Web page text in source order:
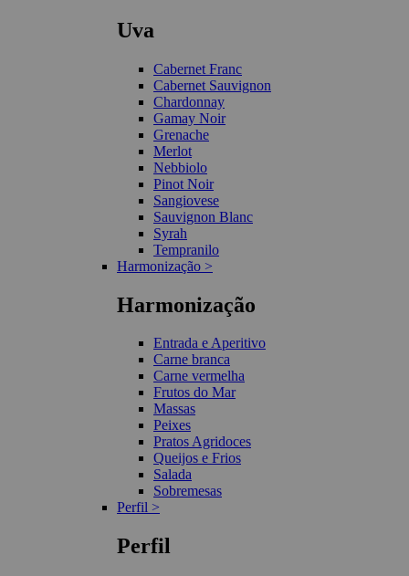
Uva
Cabernet Franc
Cabernet Sauvignon
Chardonnay
Gamay Noir
Grenache
Merlot
Nebbiolo
Pinot Noir
Sangiovese
Sauvignon Blanc
Syrah
Tempranilo
Harmonização >
Harmonização
Entrada e Aperitivo
Carne branca
Carne vermelha
Frutos do Mar
Massas
Peixes
Pratos Agridoces
Queijos e Frios
Salada
Sobremesas
Perfil >
Perfil